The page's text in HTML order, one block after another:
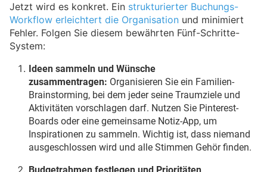
Jetzt wird es konkret. Ein strukturierter Buchungs-
Workflow erleichtert die Organisation und minimiert
Fehler. Folgen Sie diesem bewährten Fünf-Schritte-
System:
Ideen sammeln und Wünsche
zusammentragen: Organisieren Sie ein Familien-
Brainstorming, bei dem jeder seine Traumziele und
Aktivitäten vorschlagen darf. Nutzen Sie Pinterest-
Boards oder eine gemeinsame Notiz-App, um
Inspirationen zu sammeln. Wichtig ist, dass niemand
ausgeschlossen wird und alle Stimmen Gehör finden.
Budgetrahmen festlegen und Prioritäten